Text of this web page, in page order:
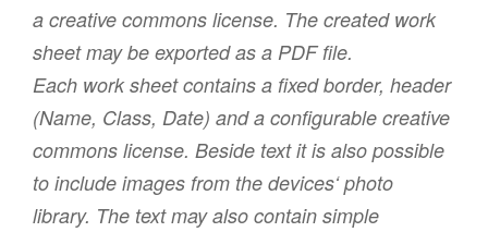
a creative commons license. The created work
sheet may be exported as a PDF file.
Each work sheet contains a fixed border, header
(Name, Class, Date) and a configurable creative
commons license. Beside text it is also possible
to include images from the devices‘ photo
library. The text may also contain simple